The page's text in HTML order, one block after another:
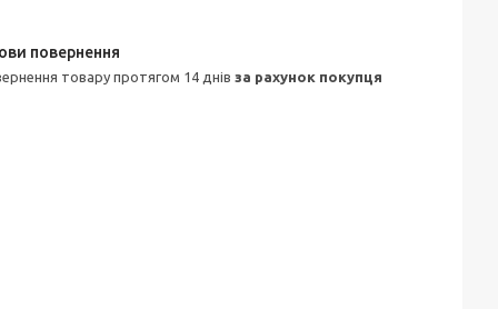
товару протягом 14 днів за рахунок покупця